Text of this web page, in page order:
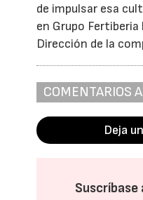
de impulsar esa
en Grupo
Dirección de la
COMENTARIOS
Deja
Suscríbase